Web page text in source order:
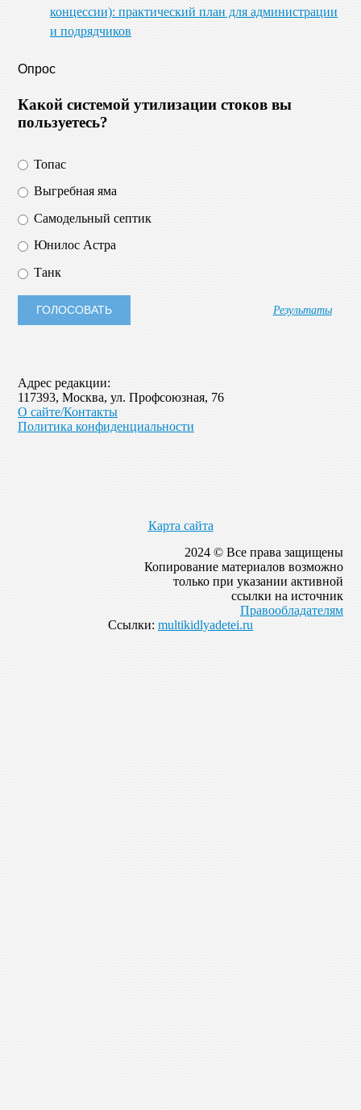
концессии): практический план для администрации
и подрядчиков
Опрос
Какой системой утилизации стоков вы
пользуетесь?
Топас
Выгребная яма
Самодельный септик
Юнилос Астра
Танк
Результаты
Адрес редакции:
117393, Москва, ул. Профсоюзная, 76
О сайте/Контакты
Политика конфиденциальности
Карта сайта
2024 © Все права защищены
Копирование материалов возможно
только при указании активной
ссылки на источник
Правообладателям
Ссылки: multikidlyadetei.ru